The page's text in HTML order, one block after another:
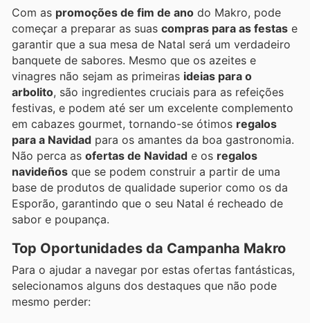
Com as promoções de fim de ano do Makro, pode
começar a preparar as suas compras para as festas e
garantir que a sua mesa de Natal será um verdadeiro
banquete de sabores. Mesmo que os azeites e
vinagres não sejam as primeiras ideias para o
arbolito, são ingredientes cruciais para as refeições
festivas, e podem até ser um excelente complemento
em cabazes gourmet, tornando-se ótimos regalos
para a Navidad para os amantes da boa gastronomia.
Não perca as ofertas de Navidad e os regalos
navideños que se podem construir a partir de uma
base de produtos de qualidade superior como os da
Esporão, garantindo que o seu Natal é recheado de
sabor e poupança.
Top Oportunidades da Campanha Makro
Para o ajudar a navegar por estas ofertas fantásticas,
selecionamos alguns dos destaques que não pode
mesmo perder: